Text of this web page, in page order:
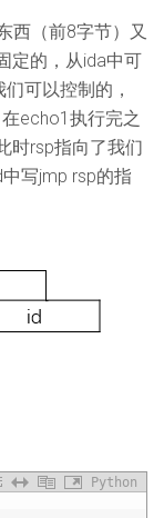
西（前8字节）又
定的，从ida中可
可以控制的，
echo1执行完之
时rsp指向了我们
写jmp rsp的指
Python